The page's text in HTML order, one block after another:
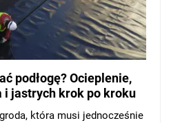
podłogę? Ocieplenie,
i jastrych krok po kroku
która musi jednocześnie